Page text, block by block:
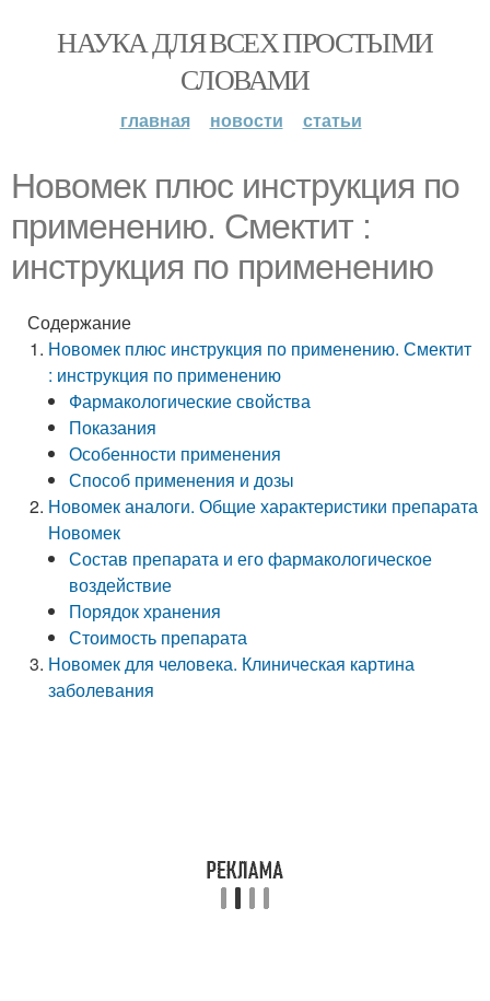
НАУКА ДЛЯ ВСЕХ ПРОСТЫМИ
СЛОВАМИ
главная новости статьи
Новомек плюс инструкция по
применению. Смектит :
инструкция по применению
Содержание
Новомек плюс инструкция по применению. Смектит
: инструкция по применению
Фармакологические свойства
Показания
Особенности применения
Способ применения и дозы
Новомек аналоги. Общие характеристики препарата
Новомек
Состав препарата и его фармакологическое
воздействие
Порядок хранения
Стоимость препарата
Новомек для человека. Клиническая картина
заболевания